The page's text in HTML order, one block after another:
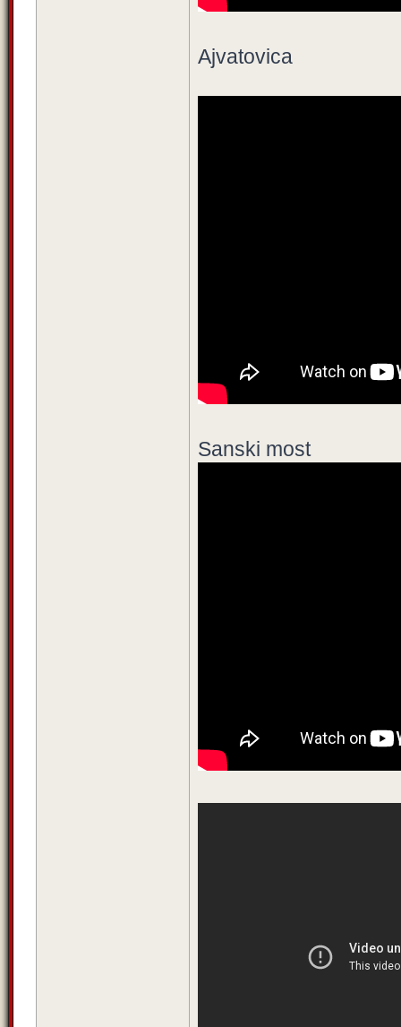
Ajvatovica
Sanski most